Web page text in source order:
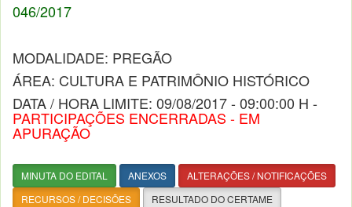
046/2017
MODALIDADE: PREGÃO
ÁREA: CULTURA E PATRIMÔNIO HISTÓRICO
DATA / HORA LIMITE: 09/08/2017 - 09:00:00 H -
PARTICIPAÇÕES ENCERRADAS - EM
APURAÇÃO
MINUTA DO EDITAL ANEXOS
ALTERAÇÕES / NOTIFICAÇÕES
RECURSOS / DECISÕES
RESULTADO DO CERTAME